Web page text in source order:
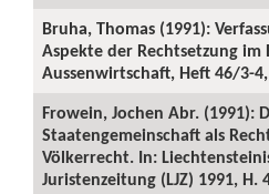
Bruha, Thomas (1991):
Aspekte der Rechtsetzung im
Aussenwirtschaft, Heft 46/3-4,
Frowein, Jochen Abr. (1991):
Staatengemeinschaft als
Völkerrecht. In:
Juristenzeitung (LJZ) 1991, H.